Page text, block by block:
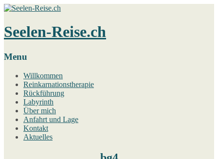
Seelen-Reise.ch
Menu
Willkommen
Reinkarnationstherapie
Rückführung
Labyrinth
Über mich
Anfahrt und Lage
Kontakt
Aktuelles